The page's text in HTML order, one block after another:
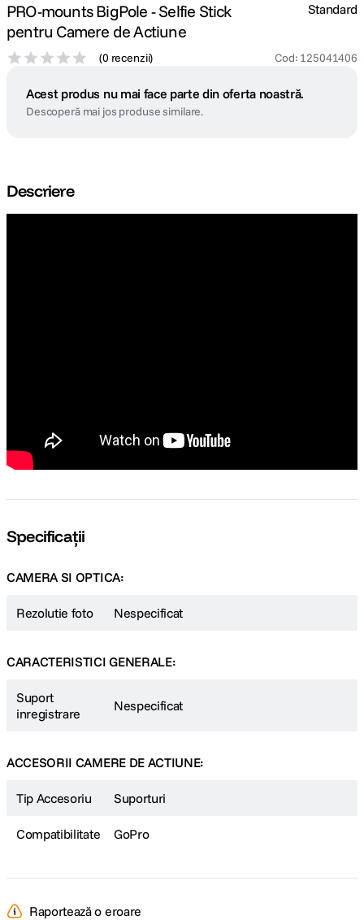
PRO-mounts BigPole - Selfie Stick
pentru Camere de Actiune
(0 recenzii) Cod: 125041406
Standard
Acest produs nu mai face parte din oferta noastră.
Descoperă mai jos produse similare.
Descriere
Specificații
CAMERA SI OPTICA:
Rezolutie foto Nespecificat
CARACTERISTICI GENERALE:
Suport
inregistrare
Nespecificat
ACCESORII CAMERE DE ACTIUNE:
Tip Accesoriu Suporturi
Compatibilitate GoPro
Raportează o eroare